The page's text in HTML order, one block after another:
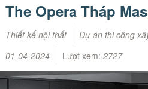
The Opera Tháp
Thiết kế nội thất
Dự án thi công
01-04-2024
Lượt xem: 2727